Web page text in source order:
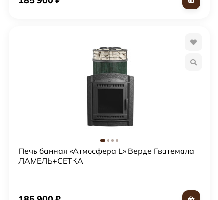
Печь банная «Атмосфера L» Верде Гватемала
ЛАМЕЛЬ+СЕТКА